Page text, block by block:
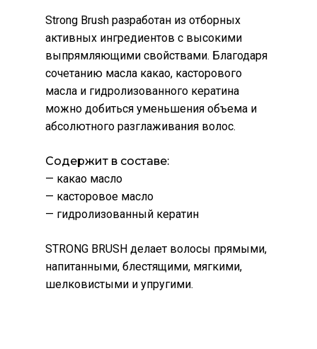
Strong Brush разработан из отборных
активных ингредиентов с высокими
выпрямляющими свойствами. Благодаря
сочетанию масла какао, касторового
масла и гидролизованного кератина
можно добиться уменьшения объема и
абсолютного разглаживания волос.
Содержит в составе:
— какао масло
— касторовое масло
— гидролизованный кератин
STRONG BRUSH делает волосы прямыми,
напитанными, блестящими, мягкими,
шелковистыми и упругими.